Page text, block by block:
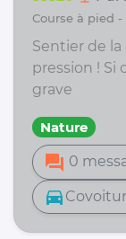
course à
Sentier de la
pression ! Si
grave
Nature
forum 0
directions_car